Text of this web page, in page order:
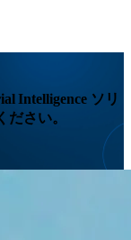
Intelligence ソリ
さい。